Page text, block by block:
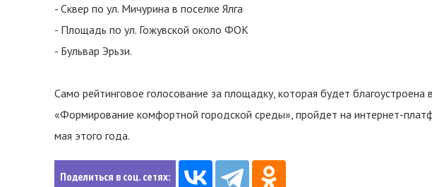
- Сквер по ул. Мичурина в поселке Ялга
- Площадь по ул. Гожувской около ФОК
- Бульвар Эрьзи.
Само рейтинговое голосование за площадку, которая будет благоустроена
«Формирование комфортной городской среды», пройдет на интернет-
мая этого года.
Поделиться в соц. сетях: